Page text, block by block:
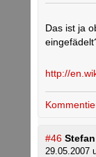
Das ist ja
http://
#46 Stefan
29.05.2007